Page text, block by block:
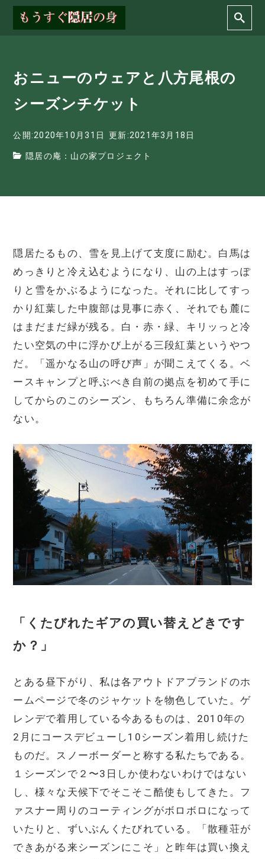
おニューのウェアと八方尾根の
シーズンチケット
公開:2020年10月31日 更新:2021年3月18日
隠居の庵：山の家プロジェクト
隠居たるもの、雪を見上げて支度に励む。白馬は
めっきりと冷え込むようになり、山の上はすっぽ
りと雪をかぶるようになった。それに比してすっ
かり紅葉した中腹部は見事に赤く、それでも麓に
はまだまだ緑が残る。白・赤・緑、キリッっと冷
たい空気の中に浮かび上がる三段紅葉というやつ
だ。「遥かなる山の呼び声」が聞こえてくる。ベ
ースキャンプと呼ぶべき自前の拠点を初めて手に
してからのこのシーズン、もちろん準備に余念が
ない。
「くたびれたギアの買い替えどきです
か？」
とある昼下がり、私は各アウトドアブランドのホ
ームページで冬のジャケットを物色していた。ゲ
レンデで着用している今あるものは、2010年の
2月にコースデビューし10シーズン着用し続けた
ものだ。スノーボーダーと称する私たちである。
１シーズンで２〜3日しか使わないわけではない
し、様々な天候下でそこそこ酷使もしてきた。フ
ァスナー周りのコーティングがボロボロになって
いたりと、ずいぶんくたびれている。「散種荘が
できあがる来シーズンにこそ」と昨年は買い換え